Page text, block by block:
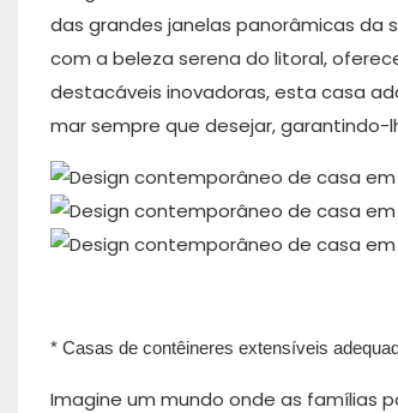
das grandes janelas panorâmicas da
com a beleza serena do litoral,
destacáveis ​​inovadoras, esta casa
mar sempre que desejar, garantindo-
* Casas de contêineres extensíveis
Imagine um mundo onde as famílias